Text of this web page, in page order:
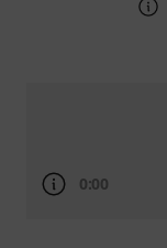
0:00